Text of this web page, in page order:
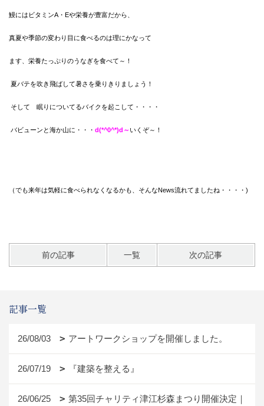
鰻にはビタミンA・Eや栄養が豊富だから、
真夏や季節の変わり目に食べるのは理にかなって
ます、栄養たっぷりのうなぎを食べて～！
夏バテを吹き飛ばして暑さを乗りきりましょう！
そして 眠りについてるバイクを起こして・・・・
バビューンと海か山に・・・ d(*^0^*)d～ いくぞ～！
（でも来年は気軽に食べられなくなるかも、 そんなNews流れてましたね・・・・)
前の記事 一覧 次の記事
記事一覧
26/08/03 アートワークショップを開催しました。
26/07/19 『建築を整える』
26/06/25
第35回チャリティ津江杉森まつり開催決定｜